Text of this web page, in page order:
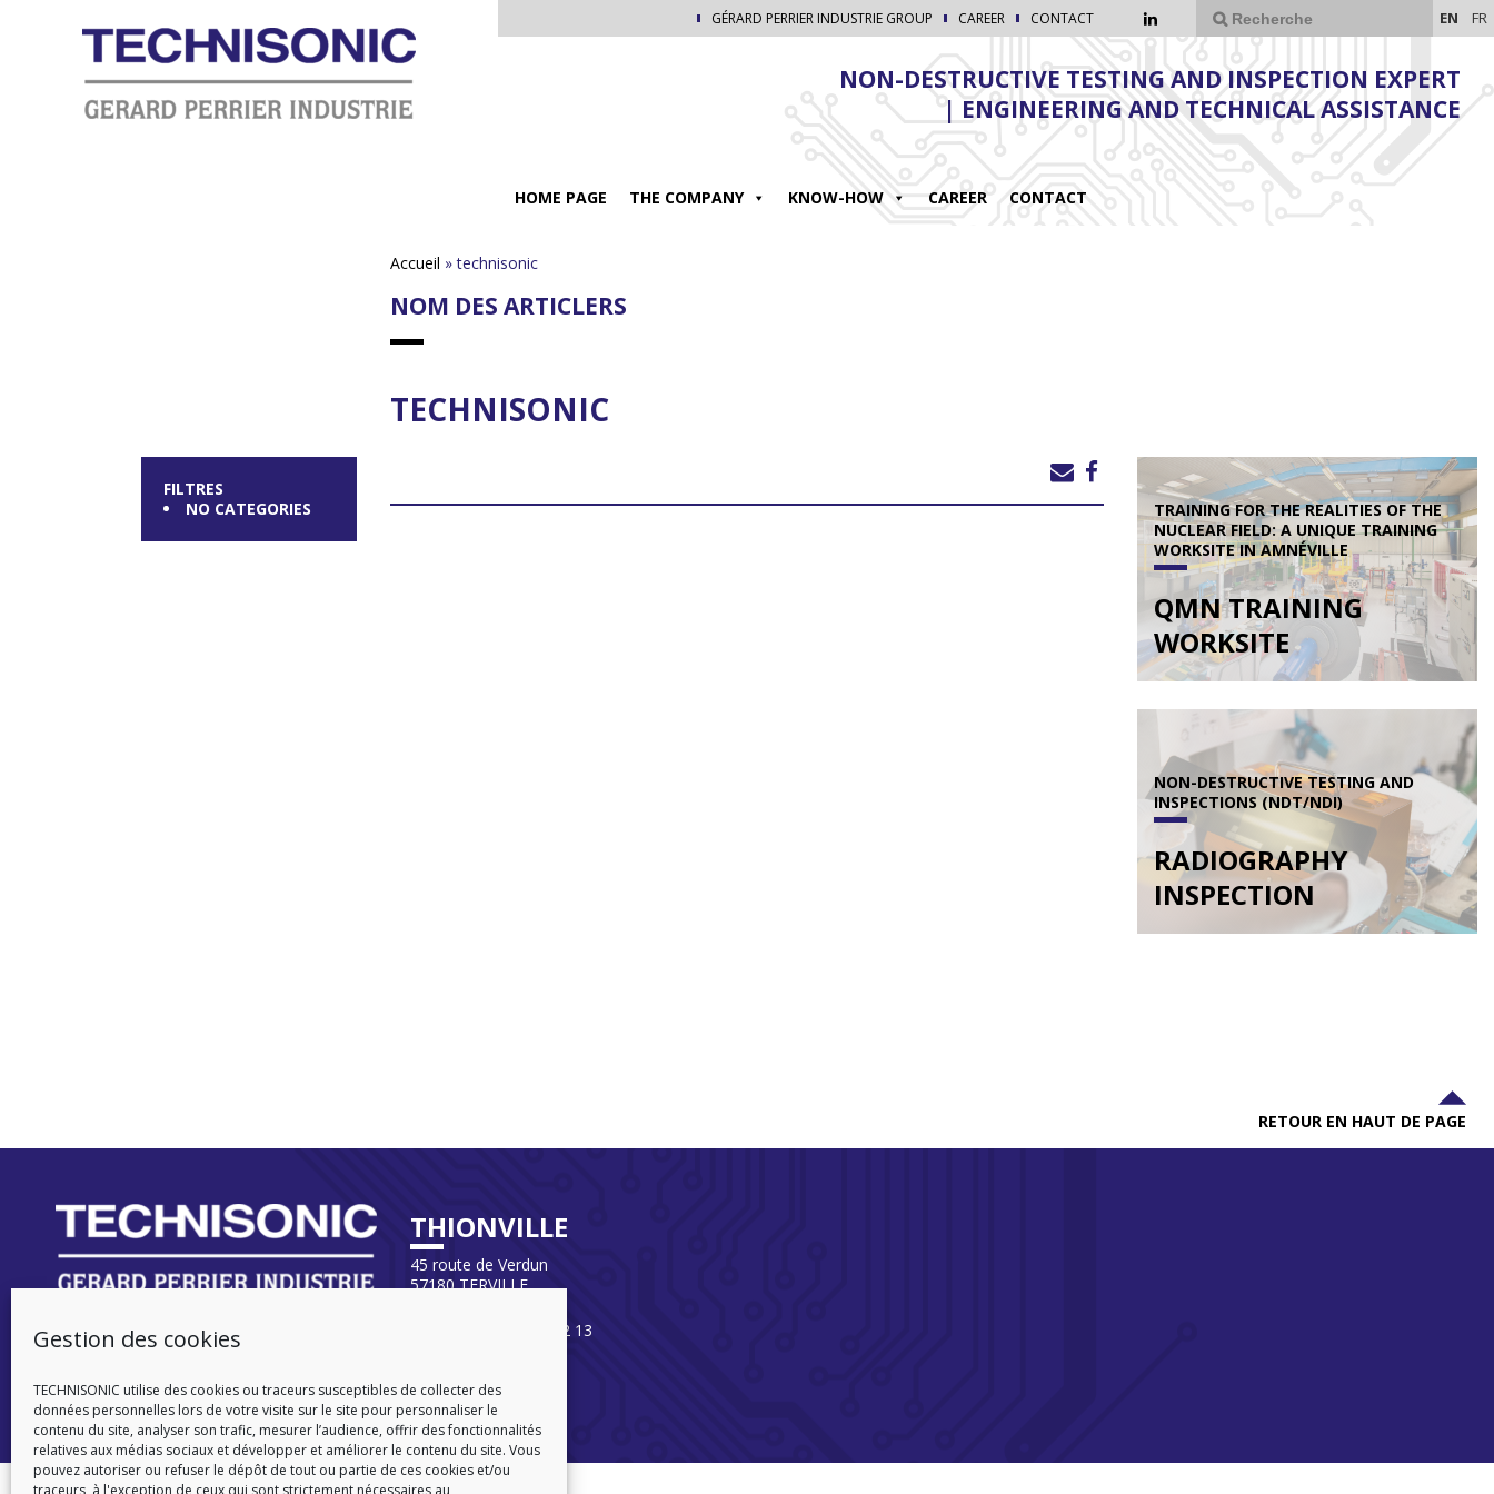
Gestion des cookies
TECHNISONIC utilise des cookies ou traceurs susceptibles de collecter des
données personnelles lors de votre visite sur le site pour personnaliser le
contenu du site, analyser son trafic, mesurer l’audience, offrir des fonctionnalités
relatives aux médias sociaux et développer et améliorer le contenu du site. Vous
pouvez autoriser ou refuser le dépôt de tout ou partie de ces cookies et/ou
traceurs, à l'exception de ceux qui sont strictement nécessaires au
GÉRARD PERRIER INDUSTRIE GROUP CAREER CONTACT EN FR
NON-DESTRUCTIVE TESTING AND INSPECTION EXPERT
| ENGINEERING AND TECHNICAL ASSISTANCE
HOME PAGE THE COMPANY KNOW-HOW CAREER CONTACT
Accueil »technisonic
NOM DES ARTICLERS
TECHNISONIC
FILTRES
NO CATEGORIES
TRAINING FOR THE REALITIES OF THE
NUCLEAR FIELD: A UNIQUE TRAINING
WORKSITE IN AMNÉVILLE
QMN TRAINING
WORKSITE
NON-DESTRUCTIVE TESTING AND
INSPECTIONS (NDT/NDI)
RADIOGRAPHY
INSPECTION
RETOUR EN HAUT DE PAGE
NON-DESTRUCTIVE TESTING AND
INSPECTION EXPERT | ENGINEERING AND
THIONVILLE
45 route de Verdun
57180 TERVILLE
. +33 (0)3 82 86 92 13